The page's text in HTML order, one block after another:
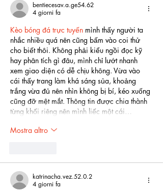
bentiecesav.a.ge54.62
4 giorni fa
Kèo bóng đá trực tuyến mình thấy người ta
nhắc nhiều quá nên cũng bấm vào coi thử
cho biết thôi. Không phải kiểu ngồi đọc kỹ
hay phân tích gì đâu, mình chỉ lướt nhanh
xem giao diện có dễ chịu không. Vừa vào
cái thấy trang làm khá sáng sủa, khoảng
trắng vừa đủ nên nhìn không bị bí, kéo xuống
cũng đỡ mệt mắt. Thông tin được chia thành
từng khối riêng nên mình liếc một cái…
Mostra altro
katrinacha.vez.52.0.2
4 giorni fa